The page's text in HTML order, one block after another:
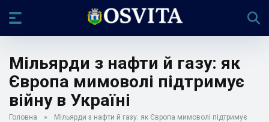
Мільярди з нафти й газу: як
Європа мимоволі підтримує
війну в Україні
Головна »
Мільярди з нафти й газу: як Європа мимоволі підтримує